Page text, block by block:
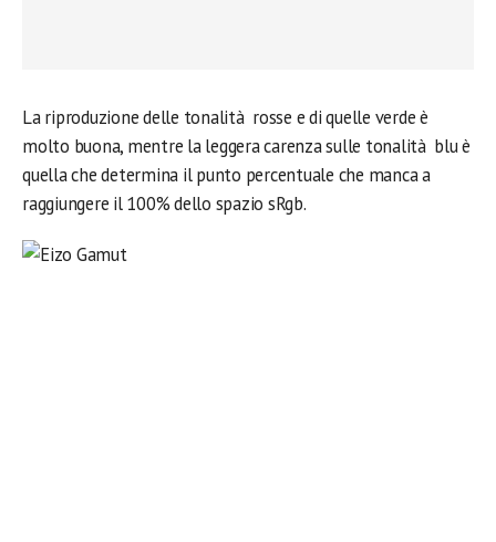
La riproduzione delle tonalità rosse e di quelle verde è
molto buona, mentre la leggera carenza sulle tonalità blu è
quella che determina il punto percentuale che manca a
raggiungere il 100% dello spazio sRgb.